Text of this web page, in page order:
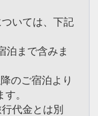
いては、下記
泊まで含みま
のご宿泊より
。
代金とは別